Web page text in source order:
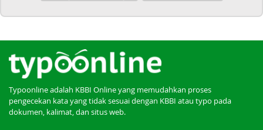
Typoonline adalah KBBI Online yang memudahkan proses
pengecekan kata yang tidak sesuai dengan KBBI atau typo pada
dokumen, kalimat, dan situs web.